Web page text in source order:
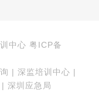
中心 粤ICP备
| 深监培训中心 |
深圳应急局